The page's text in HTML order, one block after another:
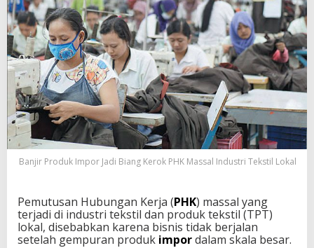
Banjir Produk Impor Jadi Biang Kerok PHK Massal Industri Tekstil Lokal
Pemutusan Hubungan Kerja (PHK) massal yang
terjadi di industri tekstil dan produk tekstil (TPT)
lokal, disebabkan karena bisnis tidak berjalan
setelah gempuran produk impordalam skala besar.